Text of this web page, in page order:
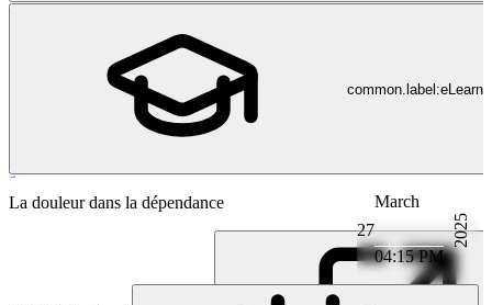
Médecine de la douleur
27
March
04:15 PM
2025
La douleur dans la dépendance